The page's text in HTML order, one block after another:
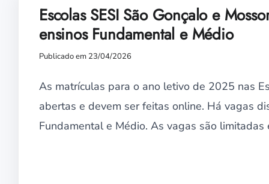
Escolas SESI São Gonçalo e
ensinos Fundamental e Médio
Publicado em 23/04/2026
As matrículas para o ano letivo de 2025 nas
abertas e devem ser feitas online. Há vagas
Fundamental e Médio. As vagas são